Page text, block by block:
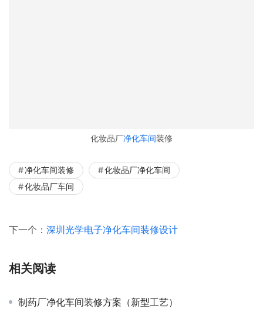
化妆品厂净化车间装修
净化车间装修
化妆品厂净化车间
化妆品厂车间
下一个： 深圳光学电子净化车间装修设计
相关阅读
制药厂净化车间装修方案（新型工艺）